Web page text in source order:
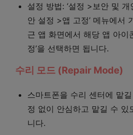
설정 방법: ‘설정 >보안 및
안 설정 >앱 고정’ 메뉴에서
근 앱 화면에서 해당 앱 아이
정’을 선택하면 됩니다.
수리 모드 (Repair Mode)
스마트폰을 수리 센터에 맡
정 없이 안심하고 맡길 수 있
니다.